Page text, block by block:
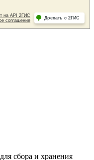
сбора и хранения